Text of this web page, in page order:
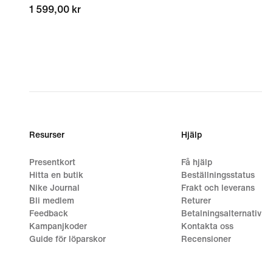
1 599,00 kr
1 599,00 kr
Resurser
Presentkort
Hitta en butik
Nike Journal
Bli medlem
Feedback
Kampanjkoder
Guide för löparskor
Hjälp
Få hjälp
Beställningsstatus
Frakt och leverans
Returer
Betalningsalternativ
Kontakta oss
Recensioner